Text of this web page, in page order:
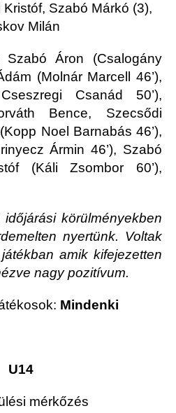
Szabó Márkó (3),
Milán
Szabó Áron (Csalogány
(Molnár Marcell 46’),
Csanád 50’),
Bence, Szecsődi
Noel Barnabás 46’),
Ármin 46’), Szabó
(Káli Zsombor 60’),
időjárási körülményekben
nyertünk. Voltak
amik kifejezetten
nagy pozitívum.
Mindenki
U14
mérkőzés